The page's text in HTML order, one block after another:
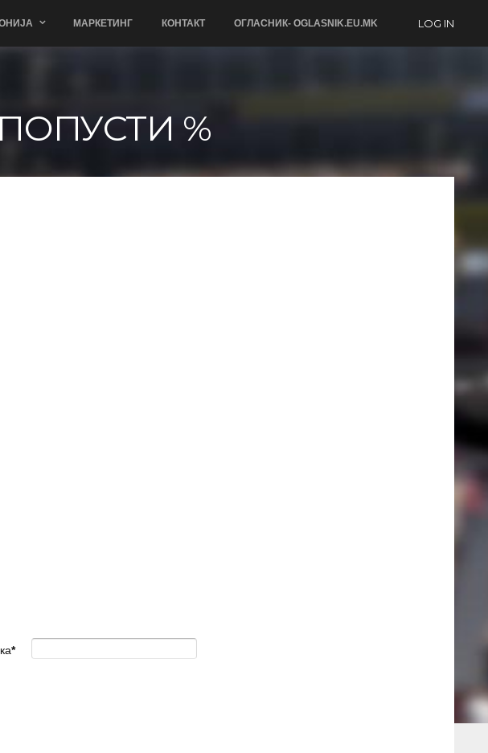
LOG IN
МАРКЕТИНГ КОНТАКТ ОГЛАСНИК- OGLASNIK.EU.MK
%
*